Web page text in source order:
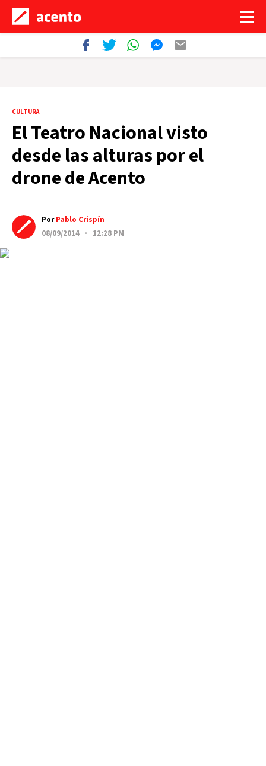
CULTURA
El Teatro Nacional visto
desde las alturas por el
drone de Acento
PorPablo Crispín
08/09/2014 · 12:28 PM